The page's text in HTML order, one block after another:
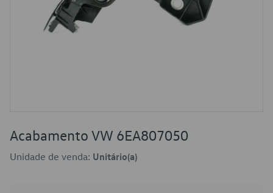
Acabamento VW 6EA807050
Unidade de venda: Unitário(a)